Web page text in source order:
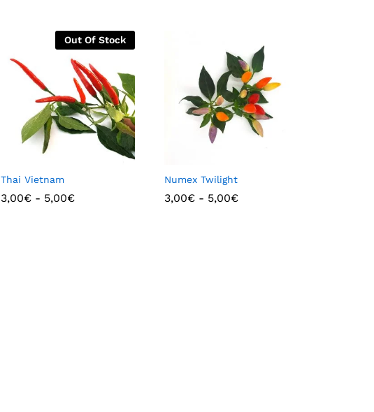
Out Of Stock
Thai Vietnam
3,00€ - 5,00€
Numex Twilight
3,00€ - 5,00€